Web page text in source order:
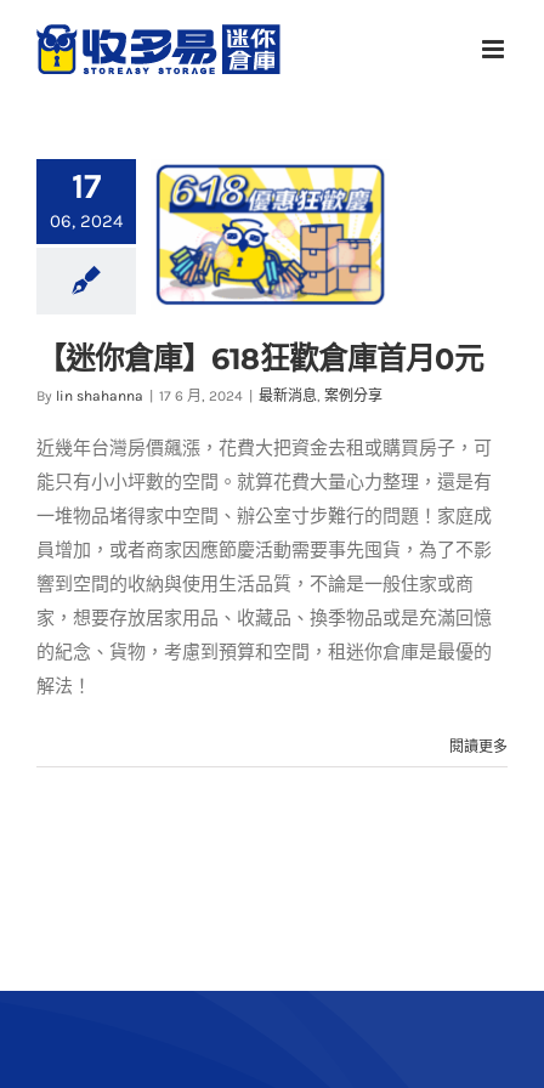
17
06, 2024
最新消息 案例分享
【迷你倉庫】618狂歡倉庫首月0元
By lin shahanna 17 6 月, 2024 最新消息, 案例分享
近幾年台灣房價飆漲，花費大把資金去租或購買房子，可
能只有小小坪數的空間。就算花費大量心力整理，還是有
一堆物品堵得家中空間、辦公室寸步難行的問題！家庭成
員增加，或者商家因應節慶活動需要事先囤貨，為了不影
響到空間的收納與使用生活品質，不論是一般住家或商
家，想要存放居家用品、收藏品、換季物品或是充滿回憶
的紀念、貨物，考慮到預算和空間，租迷你倉庫是最優的
解法！
閱讀更多